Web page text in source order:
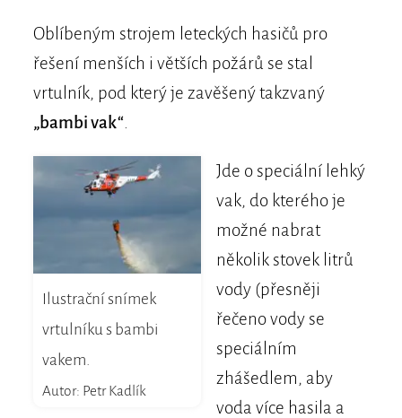
Oblíbeným strojem leteckých hasičů pro
řešení menších i větších požárů se stal
vrtulník, pod který je zavěšený takzvaný
„bambi vak“
Ilustrační snímek
vrtulníku s bambi
vakem.
Autor: Petr Kadlík
Jde o speciální lehký
vak, do kterého je
možné nabrat
několik stovek litrů
vody (přesněji
řečeno vody se
speciálním
zhášedlem, aby
voda více hasila a